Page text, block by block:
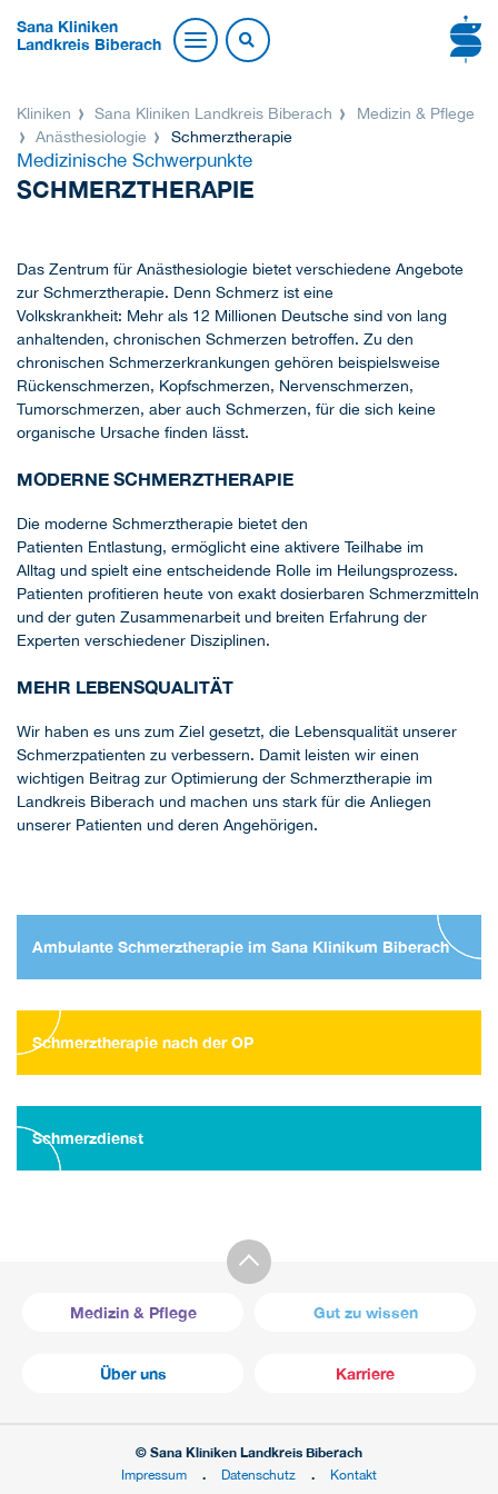
Sana Kliniken
Landkreis Biberach
Kliniken Sana Kliniken Landkreis Biberach
Medizin & Pflege
Anästhesiologie
Schmerztherapie
Medizinische Schwerpunkte
SCHMERZTHERAPIE
Das Zentrum für Anästhesiologie bietet verschiedene Angebote
zur Schmerztherapie. Denn Schmerz ist eine
Volkskrankheit: Mehr als 12 Millionen Deutsche sind von lang
anhaltenden, chronischen Schmerzen betroffen. Zu den
chronischen Schmerzerkrankungen gehören beispielsweise
Rückenschmerzen, Kopfschmerzen, Nervenschmerzen,
Tumorschmerzen, aber auch Schmerzen, für die sich keine
organische Ursache finden lässt.
MODERNE SCHMERZTHERAPIE
Die moderne Schmerztherapie bietet den
Patienten Entlastung, ermöglicht eine aktivere Teilhabe im
Alltag und spielt eine entscheidende Rolle im Heilungsprozess.
Patienten profitieren heute von exakt dosierbaren Schmerzmitteln
und der guten Zusammenarbeit und breiten Erfahrung der
Experten verschiedener Disziplinen.
MEHR LEBENSQUALITÄT
Wir haben es uns zum Ziel gesetzt, die Lebensqualität unserer
Schmerzpatienten zu verbessern. Damit leisten wir einen
wichtigen Beitrag zur Optimierung der Schmerztherapie im
Landkreis Biberach und machen uns stark für die Anliegen
unserer Patienten und deren Angehörigen.
Ambulante Schmerztherapie im Sana Klinikum Biberach
Schmerztherapie nach der OP
Schmerzdienst
Medizin & Pflege Gut zu wissen
Über uns Karriere
© Sana Kliniken Landkreis Biberach
Impressum
Datenschutz Kontakt